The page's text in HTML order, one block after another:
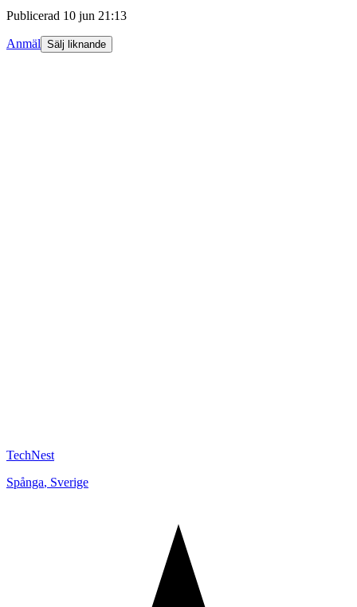
Publicerad 10 jun 21:13
Anmäl Sälj liknande
TechNest
Spånga, Sverige